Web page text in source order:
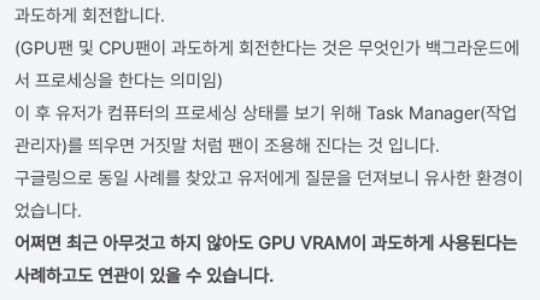
과도하게 회전합니다.
(GPU팬 및 CPU팬이 과도하게 회전한다는 것은 무엇인가 백그라운드에
서 프로세싱을 한다는 의미임)
이 후 유저가 컴퓨터의 프로세싱 상태를 보기 위해 Task Manager(작업
관리자)를 띄우면 거짓말 처럼 팬이 조용해 진다는 것 입니다.
구글링으로 동일 사례를 찾았고 유저에게 질문을 던져보니 유사한 환경이
었습니다.
어쩌면 최근 아무것고 하지 않아도 GPU VRAM이 과도하게 사용된다는
사례하고도 연관이 있을 수 있습니다.